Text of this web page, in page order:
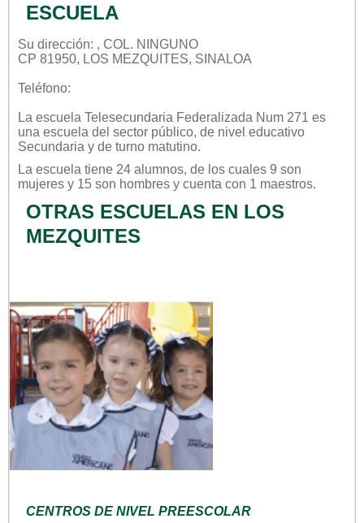
ESCUELA
Su dirección: , COL. NINGUNO
CP 81950, LOS MEZQUITES, SINALOA
Teléfono:
La escuela Telesecundaria Federalizada Num 271 es
una escuela del sector público, de nivel educativo
Secundaria y de turno matutino.
La escuela tiene 24 alumnos, de los cuales 9 son
mujeres y 15 son hombres y cuenta con 1 maestros.
OTRAS ESCUELAS EN LOS
MEZQUITES
CENTROS DE NIVEL PREESCOLAR